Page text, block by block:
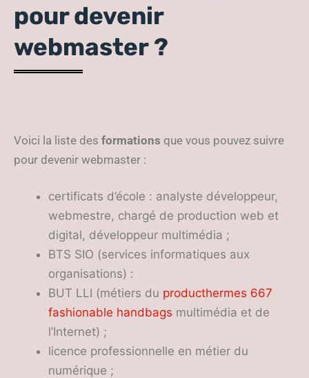
pour devenir
webmaster ?
Voici la liste des formations que vous pouvez suivre
pour devenir webmaster :
certificats d’école : analyste développeur,
webmestre, chargé de production web et
digital, développeur multimédia ;
BTS SIO (services informatiques aux
organisations) :
BUT LLI (métiers du producthermes 667
fashionable handbags multimédia et de
l’Internet) ;
licence professionnelle en métier du
numérique ;